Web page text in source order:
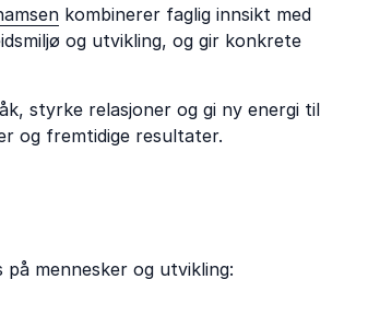
kombinerer faglig innsikt med
og utvikling, og gir konkrete
styrke relasjoner og gi ny energi til
og fremtidige resultater.
mennesker og utvikling: